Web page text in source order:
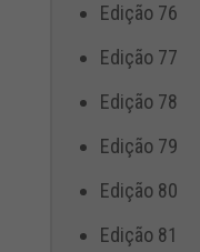
Edição 76
Edição 77
Edição 78
Edição 79
Edição 80
Edição 81